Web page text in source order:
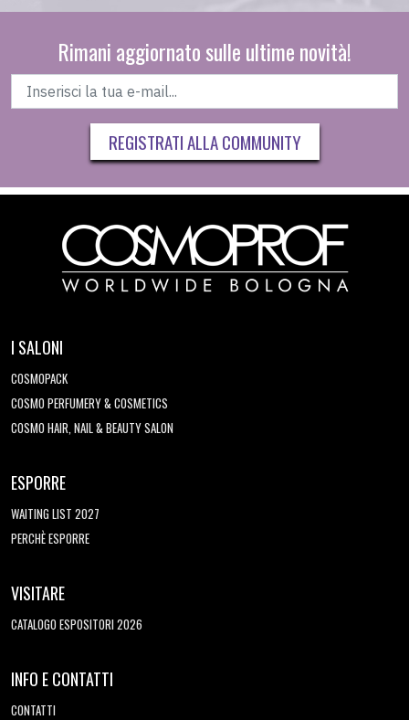
Rimani aggiornato sulle ultime novità!
REGISTRATI ALLA COMMUNITY
I SALONI
COSMOPACK
COSMO PERFUMERY & COSMETICS
COSMO HAIR, NAIL & BEAUTY SALON
ESPORRE
WAITING LIST 2027
PERCHÈ ESPORRE
VISITARE
CATALOGO ESPOSITORI 2026
INFO E CONTATTI
CONTATTI